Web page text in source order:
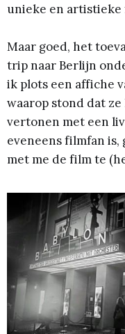
unieke en artistieke
Maar goed, het
trip naar Berlijn
ik plots een affiche
waarop stond dat
vertonen met een
eveneens filmfan is,
met me de film te